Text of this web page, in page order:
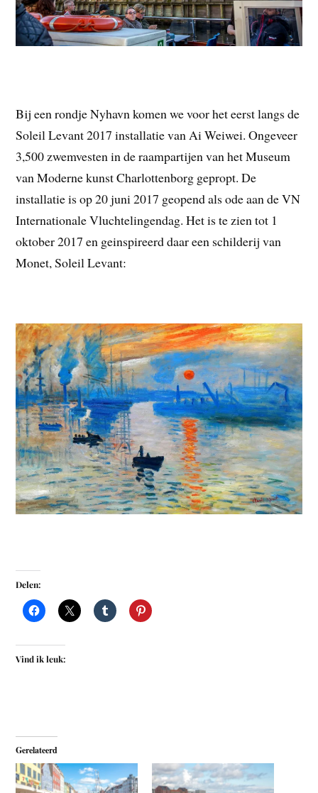
Bij een rondje Nyhavn komen we voor het eerst langs de
Soleil Levant 2017 installatie van Ai Weiwei. Ongeveer
3,500 zwemvesten in de raampartijen van het Museum
van Moderne kunst Charlottenborg gepropt. De
installatie is op 20 juni 2017 geopend als ode aan de VN
Internationale Vluchtelingendag. Het is te zien tot 1
oktober 2017 en geinspireerd daar een schilderij van
Monet, Soleil Levant:
Delen:
Vind ik leuk:
Gerelateerd